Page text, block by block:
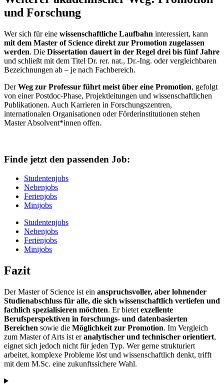
und Forschung
Wer sich für eine wissenschaftliche Laufbahn interessiert, kann
mit dem Master of Science direkt zur Promotion zugelassen
werden. Die Dissertation dauert in der Regel drei bis fünf Jahre
und schließt mit dem Titel Dr. rer. nat., Dr.-Ing. oder vergleichbaren
Bezeichnungen ab – je nach Fachbereich.
DerWeg zur Professur führt meist über eine Promotion, gefolgt
von einer Postdoc-Phase, Projektleitungen und wissenschaftlichen
Publikationen. Auch Karrieren in Forschungszentren,
internationalen Organisationen oder Förderinstitutionen stehen
Master Absolvent*innen offen.
Finde jetzt den passenden Job:
Studentenjobs
Nebenjobs
Ferienjobs
Minijobs
Studentenjobs
Nebenjobs
Ferienjobs
Minijobs
Fazit
Der Master of Science ist ein anspruchsvoller, aber lohnender
Studienabschluss für alle, die sich wissenschaftlich vertiefen und
fachlich spezialisieren möchten. Er bietet exzellente
Berufsperspektiven in forschungs- und datenbasierten
Bereichen sowie die Möglichkeit zur Promotion. Im Vergleich
zum Master of Arts ist eranalytischer und technischer orientiert,
eignet sich jedoch nicht für jeden Typ. Wer gerne strukturiert
arbeitet, komplexe Probleme löst und wissenschaftlich denkt, trifft
mit dem M.Sc. eine zukunftssichere Wahl.